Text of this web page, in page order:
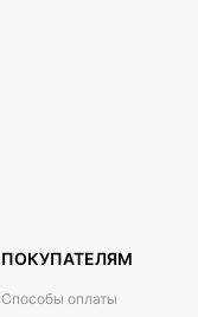
ПОКУПАТЕЛЯМ
Способы оплаты